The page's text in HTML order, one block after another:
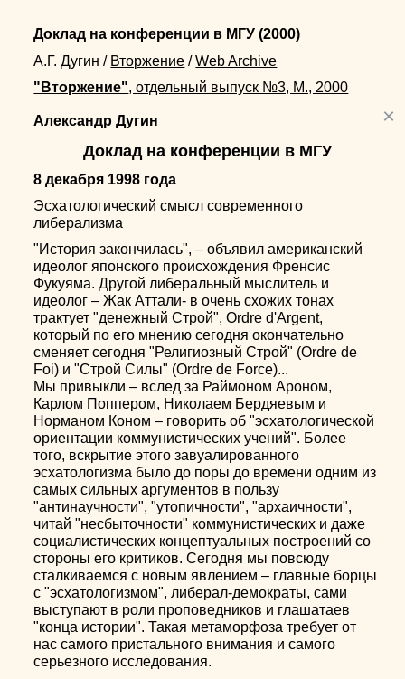
×
Доклад на конференции в МГУ (2000)
А.Г. Дугин / Вторжение / Web Archive
"Вторжение", отдельный выпуск №3, М., 2000
Александр Дугин
Доклад на конференции в МГУ
8 декабря 1998 года
Эсхатологический смысл современного
либерализма
"История закончилась", – объявил американский
идеолог японского происхождения Френсис
Фукуяма. Другой либеральный мыслитель и
идеолог – Жак Аттали- в очень схожих тонах
трактует "денежный Строй", Ordre d'Argent,
который по его мнению сегодня окончательно
сменяет сегодня "Религиозный Строй" (Ordre de
Foi) и "Строй Силы" (Ordre de Force)...
Мы привыкли – вслед за Раймоном Ароном,
Карлом Поппером, Николаем Бердяевым и
Норманом Коном – говорить об "эсхатологической
ориентации коммунистических учений". Более
того, вскрытие этого завуалированного
эсхатологизма было до поры до времени одним из
самых сильных аргументов в пользу
"антинаучности", "утопичности", "архаичности",
читай "несбыточности" коммунистических и даже
социалистических концептуальных построений со
стороны его критиков. Сегодня мы повсюду
сталкиваемся с новым явлением – главные борцы
с "эсхатологизмом", либерал-демократы, сами
выступают в роли проповедников и глашатаев
"конца истории". Такая метаморфоза требует от
нас самого пристального внимания и самого
серьезного исследования.